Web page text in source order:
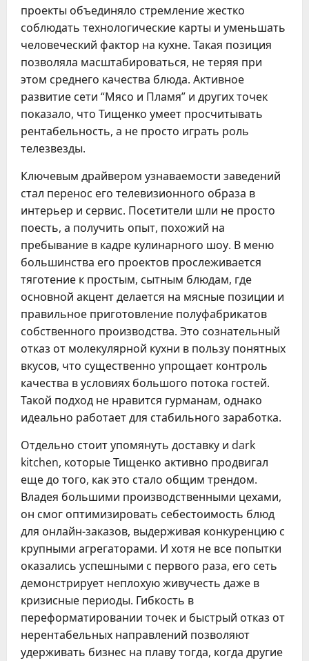
проекты объединяло стремление жестко
соблюдать технологические карты и уменьшать
человеческий фактор на кухне. Такая позиция
позволяла масштабироваться, не теряя при
этом среднего качества блюда. Активное
развитие сети “Мясо и Пламя” и других точек
показало, что Тищенко умеет просчитывать
рентабельность, а не просто играть роль
телезвезды.
Ключевым драйвером узнаваемости заведений
стал перенос его телевизионного образа в
интерьер и сервис. Посетители шли не просто
поесть, а получить опыт, похожий на
пребывание в кадре кулинарного шоу. В меню
большинства его проектов прослеживается
тяготение к простым, сытным блюдам, где
основной акцент делается на мясные позиции и
правильное приготовление полуфабрикатов
собственного производства. Это сознательный
отказ от молекулярной кухни в пользу понятных
вкусов, что существенно упрощает контроль
качества в условиях большого потока гостей.
Такой подход не нравится гурманам, однако
идеально работает для стабильного заработка.
Отдельно стоит упомянуть доставку и dark
kitchen, которые Тищенко активно продвигал
еще до того, как это стало общим трендом.
Владея большими производственными цехами,
он смог оптимизировать себестоимость блюд
для онлайн-заказов, выдерживая конкуренцию с
крупными агрегаторами. И хотя не все попытки
оказались успешными с первого раза, его сеть
демонстрирует неплохую живучесть даже в
кризисные периоды. Гибкость в
переформатировании точек и быстрый отказ от
нерентабельных направлений позволяют
удерживать бизнес на плаву тогда, когда другие